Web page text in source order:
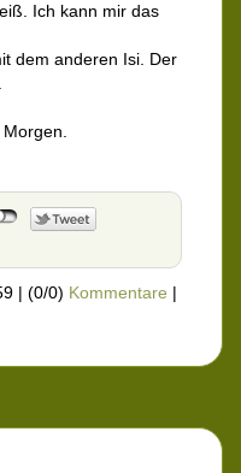
Ich kann mir das
dem anderen Isi. Der
| (0/0) Kommentare |